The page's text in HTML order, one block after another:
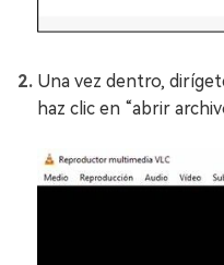
Una vez dentro,
haz clic en “abrir